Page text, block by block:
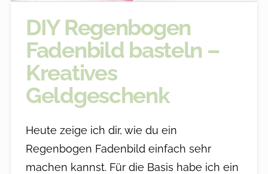
DIY Regenbogen
Fadenbild basteln –
Kreatives
Geldgeschenk
Heute zeige ich dir, wie du ein
Regenbogen Fadenbild einfach sehr
machen kannst. Für die Basis habe ich ein